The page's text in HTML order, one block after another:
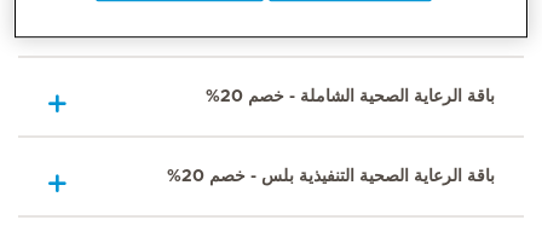
باقة الرعاية الصحية الشاملة - خصم 20%
باقة الرعاية الصحية التنفيذية بلس - خصم 20%